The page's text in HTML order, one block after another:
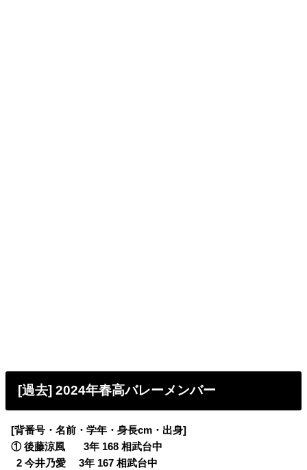
[過去] 2024年春高バレーメンバー
[背番号・名前・学年・身長cm・出身]
① 後藤涼風 3年 168 相武台中
02 今井乃愛 3年 167 相武台中